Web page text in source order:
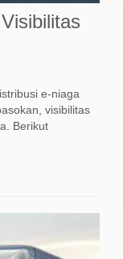
e-niaga
visibilitas
Berikut